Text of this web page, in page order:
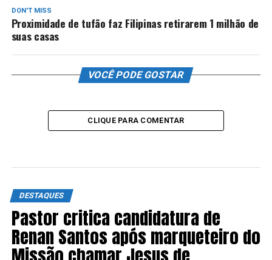
DON'T MISS
Proximidade de tufão faz Filipinas retirarem 1 milhão de
suas casas
VOCÊ PODE GOSTAR
CLIQUE PARA COMENTAR
DESTAQUES
Pastor critica candidatura de
Renan Santos após marqueteiro do